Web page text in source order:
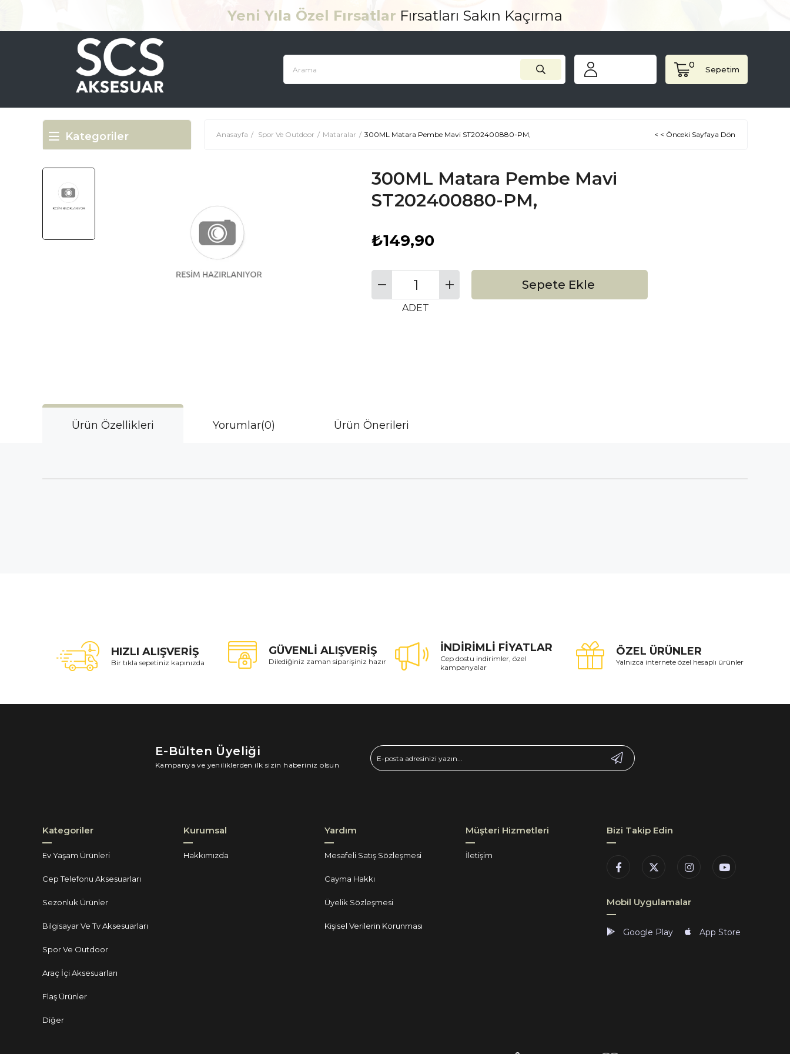
Yeni Yıla Özel Fırsatlar Fırsatları Sakın Kaçırma
Sepetim
0
Kategoriler Anasayfa Spor Ve Outdoor Mataralar 300ML Matara Pembe Mavi ST202400880-PM, < < Önceki Sayfaya Dön
300ML Matara Pembe Mavi
ST202400880-PM,
₺149,90
ADET
Ürün Özellikleri Yorumlar(0) Ürün Önerileri
HIZLI ALIŞVERİŞ
Bir tıkla sepetiniz kapınızda
GÜVENLİ ALIŞVERİŞ
Dilediğiniz zaman siparişiniz hazır
İNDİRİMLİ FİYATLAR
Cep dostu indirimler, özel
kampanyalar
ÖZEL ÜRÜNLER
Yalnızca internete özel hesaplı ürünler
E-Bülten Üyeliği
Kampanya ve yeniliklerden ilk sizin haberiniz olsun
Kategoriler
Ev Yaşam Ürünleri
Cep Telefonu Aksesuarları
Sezonluk Ürünler
Bilgisayar Ve Tv Aksesuarları
Spor Ve Outdoor
Araç İçi Aksesuarları
Flaş Ürünler
Diğer
Kurumsal
Hakkımızda
Yardım
Mesafeli Satış Sözleşmesi
Cayma Hakkı
Üyelik Sözleşmesi
Kişisel Verilerin Korunması
Müşteri Hizmetleri
İletişim
Bizi Takip Edin
Mobil Uygulamalar
Google Play App Store